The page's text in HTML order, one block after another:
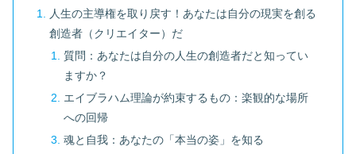
人生の主導権を取り戻す！あなたは自分の現実を創る
創造者（クリエイター）だ
質問：あなたは自分の人生の創造者だと知ってい
ますか？
エイブラハム理論が約束するもの：楽観的な場所
への回帰
魂と自我：あなたの「本当の姿」を知る